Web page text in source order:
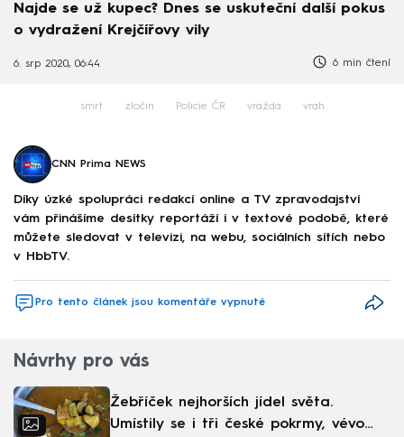
Najde se už kupec? Dnes se uskuteční další pokus
o vydražení Krejčířovy vily
6. srp 2020, 06:44 6 min čtení
smrt zločin Policie ČR vražda vrah
CNN Prima NEWS
Díky úzké spolupráci redakcí online a TV zpravodajství
vám přinášíme desítky reportáží i v textové podobě, které
můžete sledovat v televizi, na webu, sociálních sítích nebo
v HbbTV.
Pro tento článek jsou komentáře vypnuté
Návrhy pro vás
Žebříček nejhorších jídel světa.
Umístily se i tři české pokrmy, vévodí